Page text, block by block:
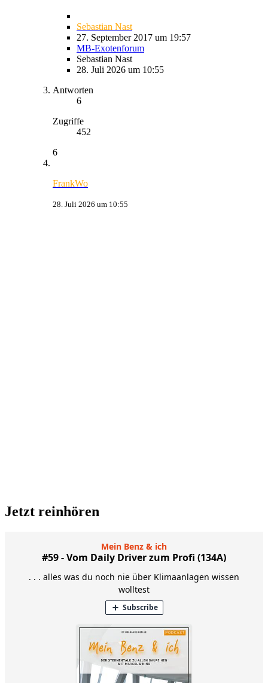
Sebastian Nast
27. September 2017 um 19:57
MB-Exotenforum
Sebastian Nast
28. Juli 2026 um 10:55
Antworten
6
Zugriffe
452
6
FrankWo
28. Juli 2026 um 10:55
Jetzt reinhören